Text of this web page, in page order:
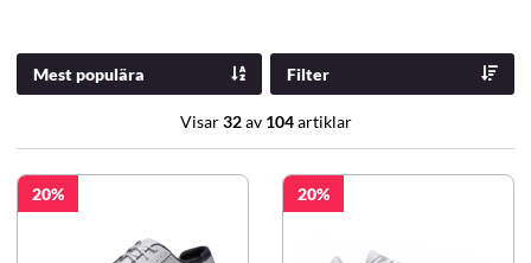
Mest populära Filter
Visar32av 104artiklar
20 20